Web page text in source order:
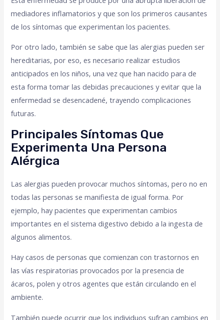
mediadores inflamatorios y que son los primeros causantes
de los síntomas que experimentan los pacientes.
Por otro lado, también se sabe que las alergias pueden ser
hereditarias, por eso, es necesario realizar estudios
anticipados en los niños, una vez que han nacido para de
esta forma tomar las debidas precauciones y evitar que la
enfermedad se desencadené, trayendo complicaciones
futuras.
Principales Síntomas Que
Experimenta Una Persona
Alérgica
Las alergias pueden provocar muchos síntomas, pero no en
todas las personas se manifiesta de igual forma. Por
ejemplo, hay pacientes que experimentan cambios
importantes en el sistema digestivo debido a la ingesta de
algunos alimentos.
Hay casos de personas que comienzan con trastornos en
las vías respiratorias provocados por la presencia de
ácaros, polen y otros agentes que están circulando en el
ambiente.
También puede ocurrir que los individuos sufran cambios en